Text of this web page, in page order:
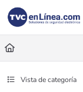
Fetch the complete
Use this file to discover
Vista de categoría